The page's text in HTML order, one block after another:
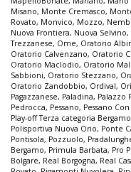
Misano, Monte Cremasco,
Rovato, Monvico, Mozzo,
Nuova Frontiera, Nuova Selvino,
Trezzanese, Ome, Oratorio
Oratorio Calvenzano, Oratorio
Oratorio Maclodio, Oratorio
Sabbioni, Oratorio Stezzano,
Oratorio Zandobbio, Ordival,
Pagazzanese, Paladina, Palazzo
Pedrocca, Pessano, Pessano
Play-off Terza categoria Bergamo
Polisportiva Nuova Orio, Ponte
Pontisola, Pozzuolo,
Bergamo, Primula Barbata, Pro
Bolgare, Real Borgogna, Real